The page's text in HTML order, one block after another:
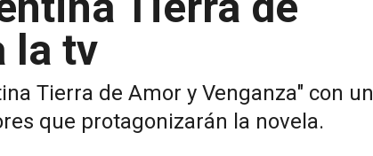
la tv
Tierra de Amor y Venganza" con un
que protagonizarán la novela.